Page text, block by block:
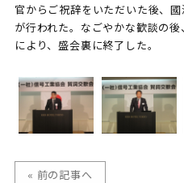
官からご祝辞をいただいた後、
が行われた。なごやかな歓談の
により、盛会裏に終了した。
« 前の記事へ